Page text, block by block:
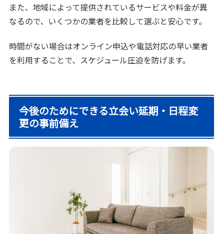
また、地域によって提供されているサービスや料金が異
なるので、いくつかの業者を比較して選ぶと安心です。
時間がない場合はオンライン申込や電話対応の早い業者
を利用することで、スケジュール圧迫を防げます。
今後のためにできる立会い延期・日程変
更の事前備え